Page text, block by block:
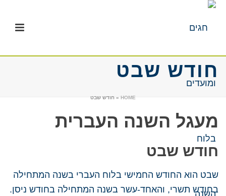
חודש שבט
HOME
» חודש שבט
מעגל השנה העברית
חודש שבט
שבט הוא החודש החמישי בלוח העברי בשנה המתחילה
בחודש תשרי, והאחד-עשר בשנה המתחילה בחודש ניסן.